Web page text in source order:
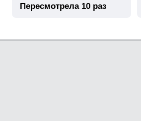
Пересмотрела 10 раз